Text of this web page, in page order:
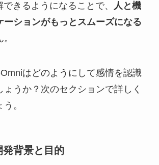
きるようになることで、
人と機
ーションがもっとスムーズになる
はどのようにして感情を認識
ょうか？次のセクションで詳しく
。
背景と目的